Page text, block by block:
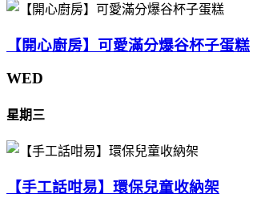
【開心廚房】可愛滿分爆谷杯子蛋糕
WED
星期三
【手工話咁易】環保兒童收納架